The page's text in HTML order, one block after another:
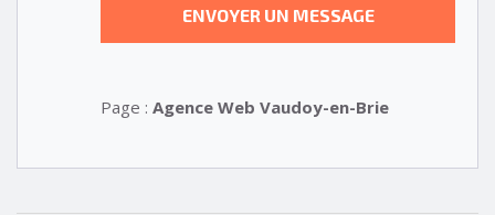
Page : Agence Web Vaudoy-en-Brie